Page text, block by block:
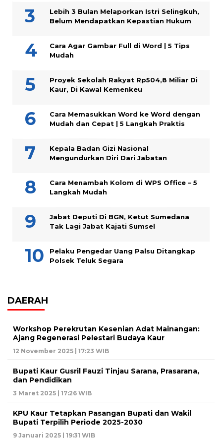
Lebih 3 Bulan Melaporkan Istri Selingkuh,
Belum Mendapatkan Kepastian Hukum
Cara Agar Gambar Full di Word | 5 Tips
Mudah
Proyek Sekolah Rakyat Rp504,8 Miliar Di
Kaur, Di Kawal Kemenkeu
Cara Memasukkan Word ke Word dengan
Mudah dan Cepat | 5 Langkah Praktis
Kepala Badan Gizi Nasional
Mengundurkan Diri Dari Jabatan
Cara Menambah Kolom di WPS Office – 5
Langkah Mudah
Jabat Deputi Di BGN, Ketut Sumedana
Tak Lagi Jabat Kajati Sumsel
Pelaku Pengedar Uang Palsu Ditangkap
Polsek Teluk Segara
DAERAH
Workshop Perekrutan Kesenian Adat Mainangan:
Ajang Regenerasi Pelestari Budaya Kaur
12 November 2025 | 17:23 WIB
Bupati Kaur Gusril Fauzi Tinjau Sarana, Prasarana,
dan Pendidikan
3 Maret 2025 | 17:26 WIB
KPU Kaur Tetapkan Pasangan Bupati dan Wakil
Bupati Terpilih Periode 2025-2030
9 Januari 2025 | 19:31 WIB